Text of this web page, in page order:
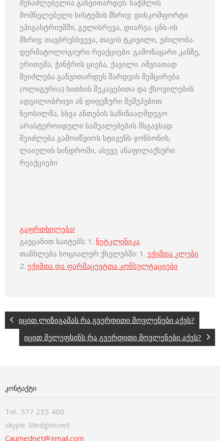
შესაძლებელია განვითარდეს: საჭმლის
მომნელებელი სისტემის მხრივ: დისკომფორტი
ეპიგასტრიუმში, გულისრევა, დიარეა. ცნს-ის
მხრივ: თავბრუსხვევა, თავის ტკივილი, უძილობა.
დერმატოლოგიური რეაქციები: გამონაყარი კანზე,
ერითემა, ჭინჭრის ციება, ქავილი. იშვიათად
შეიძლება განვითარდეს შარდვის შემცირება
(ოლიგურია) სითხის შეკავებითა და ქსოვილების
ადგილობრივი ან დიფუზური შეშუპებით.
ნეოსილმა, სხვა ანთების საწინააღმდეგო
არასტეროიდული საშუალებების მსგავსად
შეიძლება გამოიწვიოს სტივენს-ჯონსონის,
ლაიელის სინდრომი, ასევე ანაფილაქსური
რეაქციები
გაფრთხილება!
გაეცანით საიტებს: 1. ნეტკლინიკა
თანხლება სოციალურ ქსელებში: 1. ექიმთა კლუბი
2. ექიმთა და ფარმაცევტთა კონსულტაციები
იცით ლიზიგამას რა გვერდითი მოვლენები აქვს?
იცით მელეფსინს რა გვერდითი მოვლენები აქვს?
ᲙᲝᲜᲢᲐᲥᲢᲘ
Tel.: 577 235 400
skype: Medgeo.net
Caumednet@gmail.com